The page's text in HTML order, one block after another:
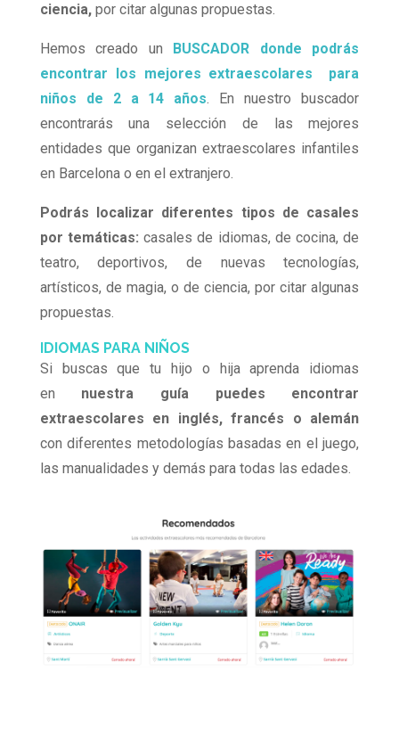
ciencia,por citar algunas propuestas.
Hemos creado un BUSCADOR donde podrás
encontrar los mejores extraescolares para
niños de 2 a 14 años. En nuestro buscador
encontrarás una selección de las mejores
entidades que organizan extraescolares infantiles
en Barcelona o en el extranjero.
Podrás localizar diferentes tipos de casales
por temáticas: casales de idiomas, de cocina, de
teatro, deportivos, de nuevas tecnologías,
artísticos, de magia, o de ciencia, por citar algunas
propuestas.
IDIOMAS PARA NIÑOS
Si buscas que tu hijo o hija aprenda idiomas
en nuestra guía puedes encontrar
extraescolares en inglés, francés o alemán
con diferentes metodologías basadas en el juego,
las manualidades y demás para todas las edades.